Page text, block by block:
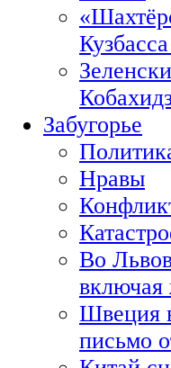
Забугорье
Нравы
Во
Швеция
письмо